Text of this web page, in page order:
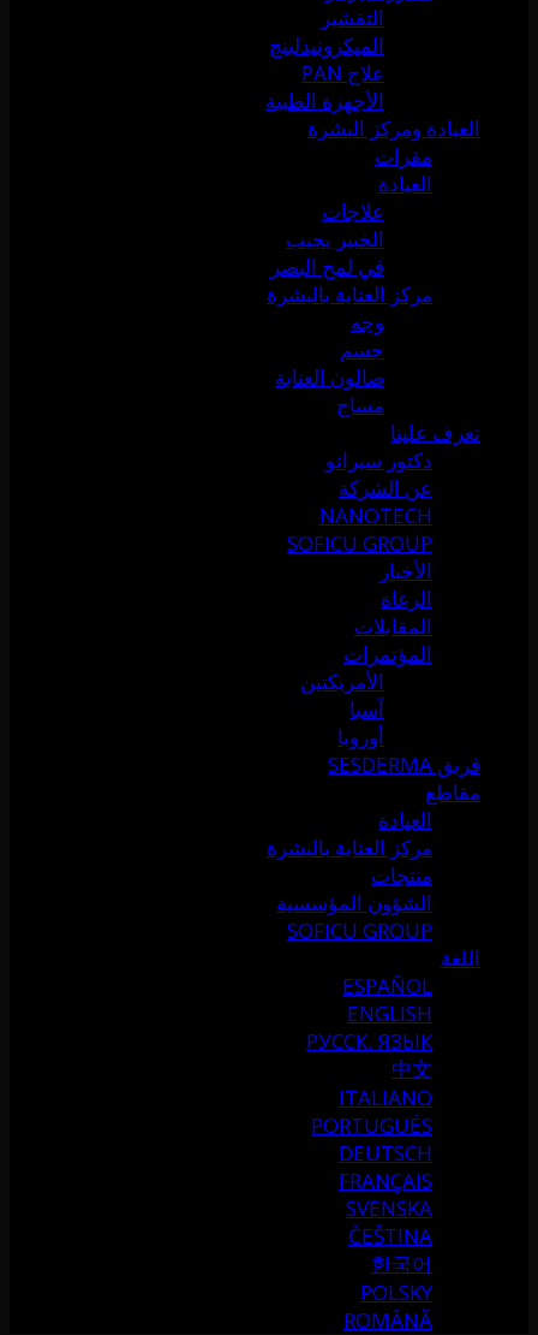
التقشير
الميكرونيدلينج
علاج PAN
الأجهزة الطبية
العيادة ومركز البشرة
مقرات
العيادة
علاجات
الخبير يجيب
في لمح البصر
مركز العناية بالبشرة
وجه
جسم
صالون العناية
مساج
تعرف علينا
دكتور سيرانو
عن الشركة
NANOTECH
SOFICU GROUP
الأخبار
الرعاة
المقابلات
المؤتمرات
الأمريكتين
آسيا
أوروبا
فريق SESDERMA
مقاطع
العيادة
مركز العناية بالبشرة
منتجات
الشؤون المؤسسية
SOFICU GROUP
اللغة
ESPAÑOL
ENGLISH
РУССК. ЯЗЫК
中文
ITALIANO
PORTUGUÉS
DEUTSCH
FRANÇAIS
SVENSKA
ČEŠTINA
한국어
POLSKY
ROMÂNĂ